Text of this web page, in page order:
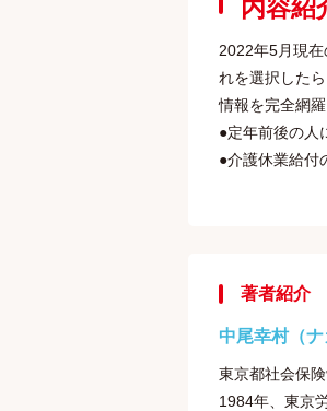
内容紹
2022年5月現
れを選択した
情報を完全網羅
●定年前後の人
●介護休業給付
著者紹介
中尾幸村（ナ
東京都社会保
1984年、東京